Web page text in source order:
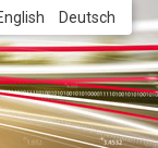
Deutsch